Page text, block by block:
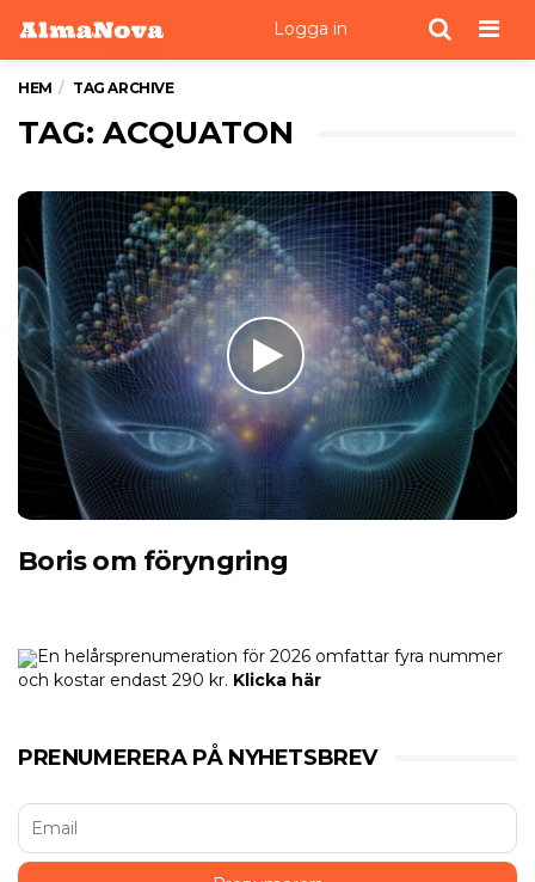
Logga in
HEM TAG ARCHIVE
TAG: ACQUATON
Boris om föryngring
En helårsprenumeration för 2026 omfattar fyra nummer
och kostar endast 290 kr. Klicka här
PRENUMERERA PÅ NYHETSBREV